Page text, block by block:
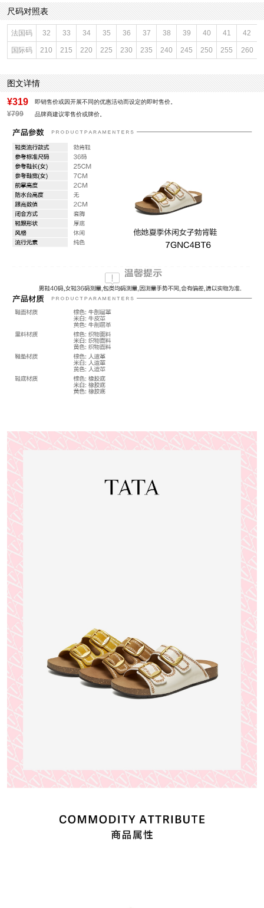
鞋跟形状：厚底
性别：女子
皮质特征：软面皮
上市时间：2026年夏季
鞋底材质：橡胶底
参考鞋宽(女)：7CM
里料材质：织物面料
防水台高度：无
色系：白色
鞋类流行款式：勃肯鞋
闭合方式：套脚
前掌高度：2CM
尺码对照表
法国码 32 33 34 35 36 37 38 39 40 41 42
国际码 210 215 220 225 230 235 240 245 250 255 260
图文详情
¥319 即销售价或因开展不同的优惠活动而设定的即时售价。
¥799 品牌商建议零售价或牌价。